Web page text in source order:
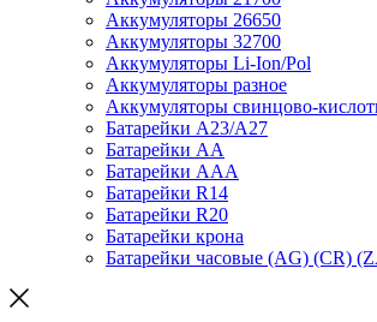
Аккумуляторы 26650
Аккумуляторы 32700
Аккумуляторы Li-Ion/Pol
Аккумуляторы разное
Аккумуляторы свинцово-
Батарейки A23/A27
Батарейки AA
Батарейки AAA
Батарейки R14
Батарейки R20
Батарейки крона
Батарейки часовые (AG) (CR)